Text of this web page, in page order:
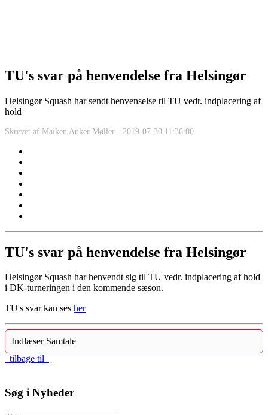
TU's svar på henvendelse fra Helsingør
Helsingør Squash har sendt henvenselse til TU vedr. indplacering af
hold
Skrevet af Maiken Anker Møller - 2019-07-30 11:36:00
TU's svar på henvendelse fra Helsingør
Helsingør Squash har henvendt sig til TU vedr. indplacering af hold
i DK-turneringen i den kommende sæson.
TU's svar kan ses her
Indlæser Samtale
tilbage til
Søg i Nyheder